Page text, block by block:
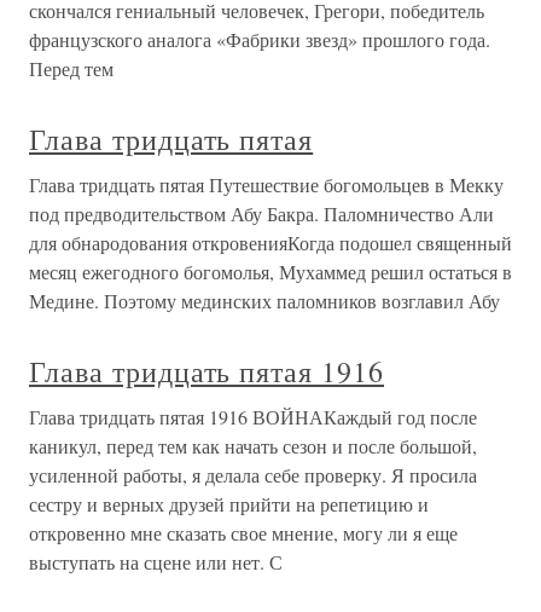
скончался гениальный человечек, Грегори, победитель
французского аналога «Фабрики звезд» прошлого года.
Перед тем
Глава тридцать пятая
Глава тридцать пятая Путешествие богомольцев в Мекку
под предводительством Абу Бакра. Паломничество Али
для обнародования откровенияКогда подошел священный
месяц ежегодного богомолья, Мухаммед решил остаться в
Медине. Поэтому мединских паломников возглавил Абу
Глава тридцать пятая 1916
Глава тридцать пятая 1916 ВОЙНАКаждый год после
каникул, перед тем как начать сезон и после большой,
усиленной работы, я делала себе проверку. Я просила
сестру и верных друзей прийти на репетицию и
откровенно мне сказать свое мнение, могу ли я еще
выступать на сцене или нет. С